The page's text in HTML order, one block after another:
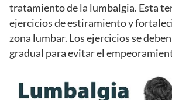
tratamiento de la lumbalgia. Esta
ejercicios de estiramiento y
zona lumbar. Los ejercicios se
gradual para evitar el